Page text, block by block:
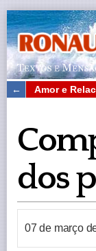
← Amor e
dos
07 de março